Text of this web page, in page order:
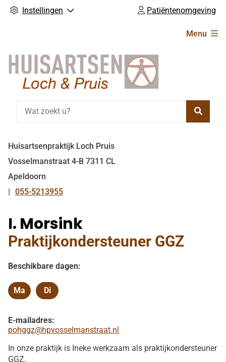
Instellingen Patiëntenomgeving
Menu
Huisartsenpraktijk Loch Pruis
Vosselmanstraat 4-B 7311 CL
Apeldoorn
Tel:
055-5213955
I. Morsink
Praktijkondersteuner GGZ
Beschikbare dagen:
Maandag
Ma Dinsdag
Di
E-mailadres:
pohggz@hpvosselmanstraat.nl
In onze praktijk is Ineke werkzaam als praktijkondersteuner
GGZ.